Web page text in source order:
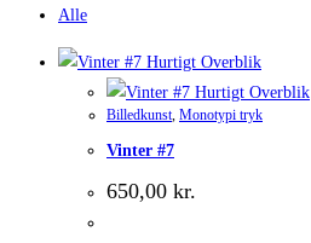
Alle
Hurtigt Overblik
Hurtigt Overblik
Billedkunst, Monotypi tryk
Vinter #7
650,00 kr.